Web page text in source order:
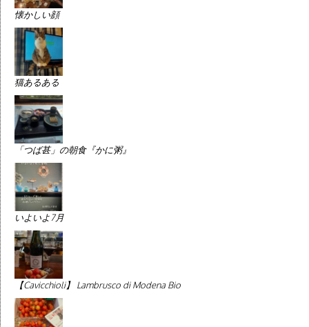
懐かしい顔
猫あるある
「つば甚」の朝食『かに粥』
いよいよ7月
【Cavicchioli】 Lambrusco di Modena Bio